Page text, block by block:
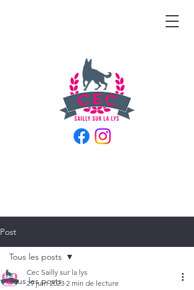
Post
Tous les posts
Tous les posts
Cec Sailly sur la lys
29 juin 2023 2 min de lecture